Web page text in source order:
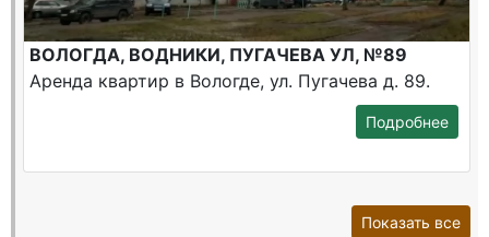
ВОЛОГДА, ВОДНИКИ, ПУГАЧЕВА УЛ, №89
Аренда квартир в Вологде, ул. Пугачева д. 89.
Подробнее
Показать все